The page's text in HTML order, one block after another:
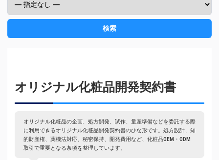
検索
オリジナル化粧品開発契約書
オリジナル化粧品の企画、処方開発、試作、量産準備などを委託する際
に利用できるオリジナル化粧品開発契約書のひな形です。処方設計、知
的財産権、薬機法対応、秘密保持、開発費用など、化粧品OEM・ODM
取引で重要となる条項を整理しています。